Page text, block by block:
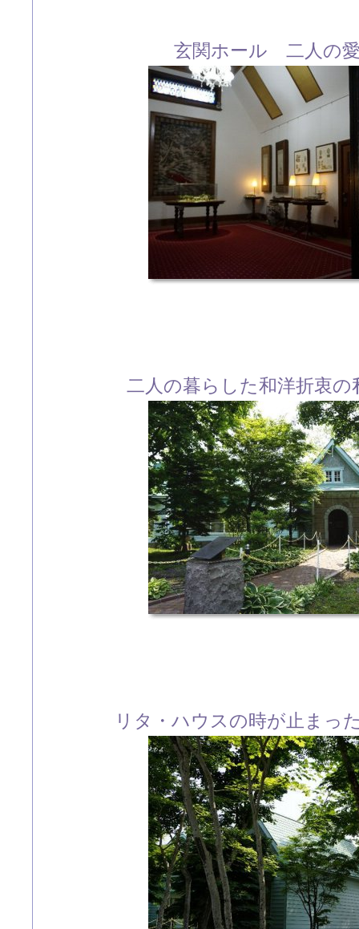
玄関ホール 二人の
二人の暮らした和洋折衷の
リタ・ハウスの時が止まっ